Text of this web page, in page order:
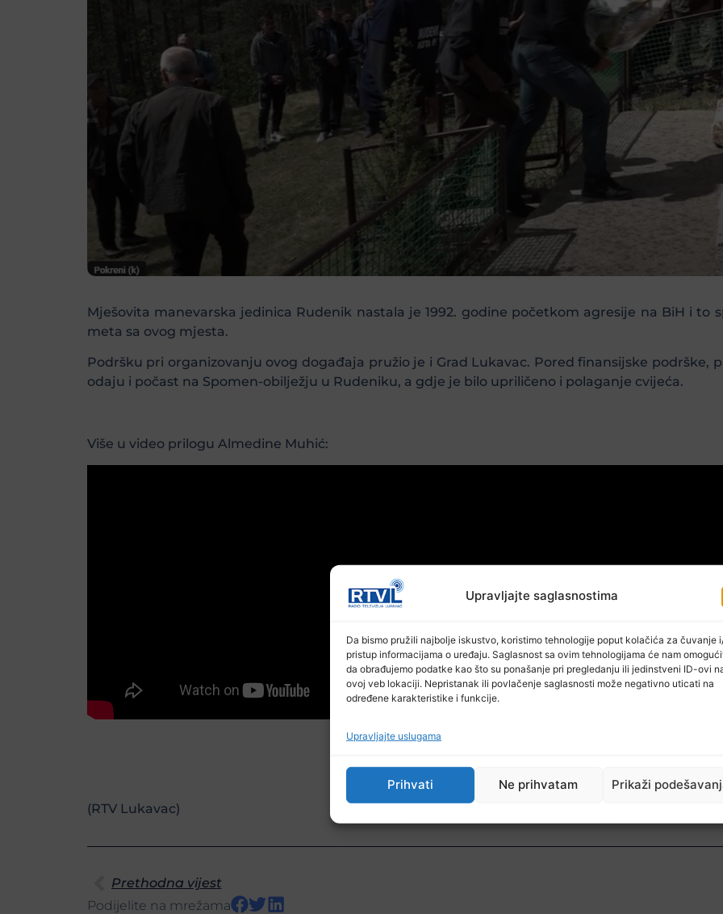
Upravljajte saglasnostima
Da bismo pružili najbolje iskustvo, koristimo tehnologije poput kolačića za čuvanje
pristup informacijama o uređaju. Saglasnost sa ovim tehnologijama će nam
da obrađujemo podatke kao što su ponašanje pri pregledanju ili jedinstveni ID-ovi
ovoj veb lokaciji. Nepristanak ili povlačenje saglasnosti može negativno uticati na
određene karakteristike i funkcije.
Upravljajte uslugama
Prihvati Ne prihvatam Prikaži
Mješovita manevarska jedinica Rudenik nastala je 1992. godine početkom agresije na BiH i
meta sa ovog mjesta.
Podršku pri organizovanju ovog događaja pružio je i Grad Lukavac. Pored finansijske podrške,
odaju i počast na Spomen-obilježju u Rudeniku, a gdje je bilo upriličeno i polaganje cvijeća.
Više u video prilogu Almedine Muhić:
(RTV Lukavac)
Prethodna vijest
Podijelite na mrežama